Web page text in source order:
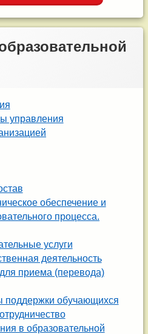
управления
обеспечение и
процесса.
услуги
деятельность
приема (перевода)
поддержки обучающихся
в образовательной